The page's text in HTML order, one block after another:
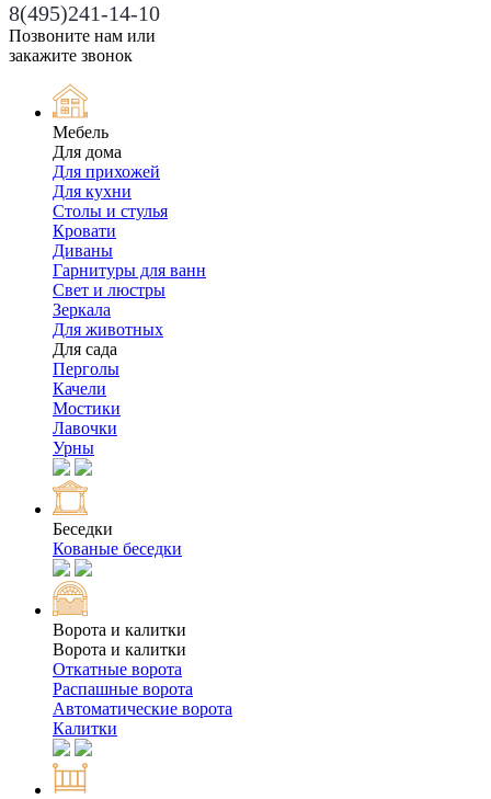
8(495)241-14-10
Позвоните нам или
закажите звонок
Мебель
Для дома
Для прихожей
Для кухни
Столы и стулья
Кровати
Диваны
Гарнитуры для ванн
Свет и люстры
Зеркала
Для животных
Для сада
Перголы
Качели
Мостики
Лавочки
Урны
Беседки
Кованые беседки
Ворота и калитки
Ворота и калитки
Откатные ворота
Распашные ворота
Автоматические ворота
Калитки